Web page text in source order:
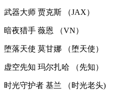
武器大师 贾克斯 （JAX）
暗夜猎手 薇恩 （VN）
堕落天使 莫甘娜 （堕天使）
虚空先知 玛尔扎哈 （先知）
时光守护者 基兰 （时光老头)